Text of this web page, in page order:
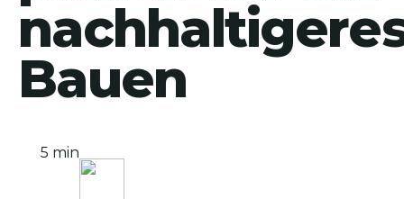
Bauen
5 min